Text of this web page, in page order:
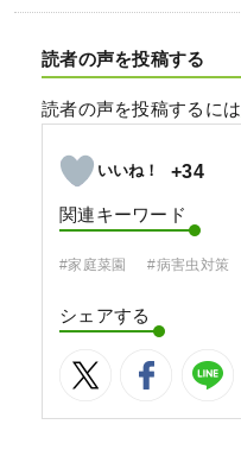
読者の声を投稿する
読者の声を投稿するには
+34
関連キーワード
#家庭菜園 #病害虫対策
シェアする